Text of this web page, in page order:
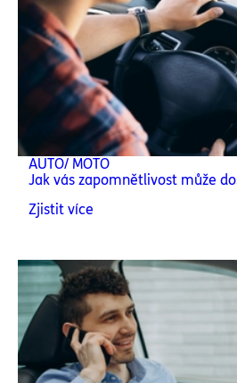
AUTO/ MOTO
Jak vás zapomnětlivost může
Zjistit více